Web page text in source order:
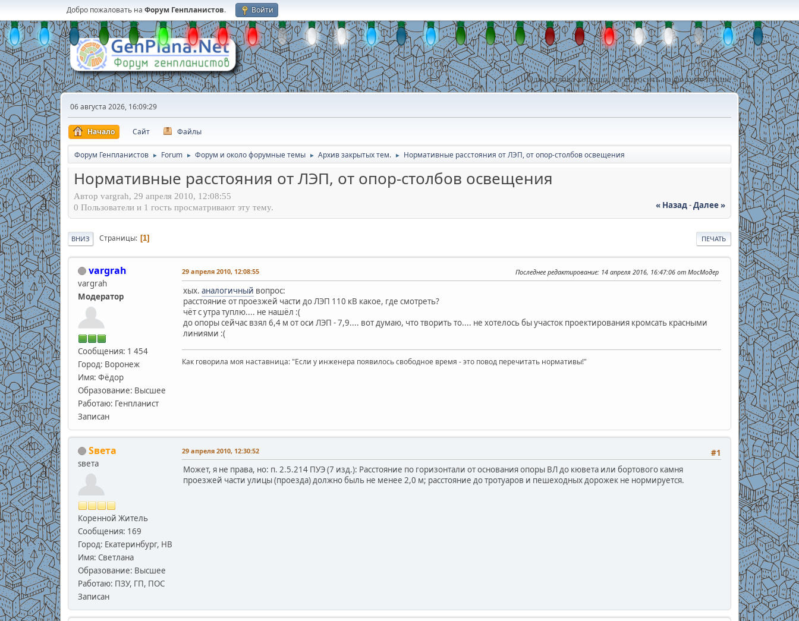
Добро пожаловать на Форум Генпланистов. Войти
Одна голова хорошо, но спросить на форуме лучше !
06 августа 2026, 16:09:29
Начало Сайт Файлы
Форум Генпланистов ► Forum ► Форум и около форумные темы ► Архив закрытых тем. ► Нормативные расстояния от ЛЭП, от опор-столбов освещения
Нормативные расстояния от ЛЭП, от опор-столбов освещения
Автор vargrah, 29 апреля 2010, 12:08:55
« Назад-Далее »
0 Пользователи и 1 гость просматривают эту тему.
ПЕЧАТЬ
ВНИЗ Страницы 1
vargrah
vargrah
Модератор
Сообщения: 1 454
Город: Воронеж
Имя: Фёдор
Образование: Высшее
Работаю: Генпланист
Записан
29 апреля 2010, 12:08:55 Последнее редактирование: 14 апреля 2016, 16:47:06 от МосМодер
хых. аналогичный вопрос:
расстояние от проезжей части до ЛЭП 110 кВ какое, где смотреть?
чёт с утра туплю.... не нашёл :(
до опоры сейчас взял 6,4 м от оси ЛЭП - 7,9.... вот думаю, что творить то.... не хотелось бы участок проектирования кромсать красными
линиями :(
Как говорила моя наставница: "Если у инженера появилось свободное время - это повод перечитать нормативы!"
Sвета
sвета
Коренной Житель
Сообщения: 169
Город: Екатеринбург, НВ
Имя: Светлана
Образование: Высшее
Работаю: ПЗУ, ГП, ПОС
Записан
#1
29 апреля 2010, 12:30:52
Может, я не права, но: п. 2.5.214 ПУЭ (7 изд.): Расстояние по горизонтали от основания опоры ВЛ до кювета или бортового камня
проезжей части улицы (проезда) должно быль не менее 2,0 м; расстояние до тротуаров и пешеходных дорожек не нормируется.